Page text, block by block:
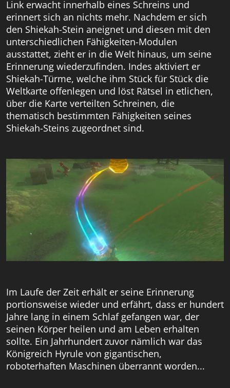
Link erwacht innerhalb eines Schreins und
erinnert sich an nichts mehr. Nachdem er sich
den Shiekah-Stein aneignet und diesen mit den
unterschiedlichen Fähigkeiten-Modulen
ausstattet, zieht er in die Welt hinaus, um seine
Erinnerung wiederzufinden. Indes aktiviert er
Shiekah-Türme, welche ihm Stück für Stück die
Weltkarte offenlegen und löst Rätsel in etlichen,
über die Karte verteilten Schreinen, die
thematisch bestimmten Fähigkeiten seines
Shiekah-Steins zugeordnet sind.
Im Laufe der Zeit erhält er seine Erinnerung
portionsweise wieder und erfährt, dass er hundert
Jahre lang in einem Schlaf gefangen war, der
seinen Körper heilen und am Leben erhalten
sollte. Ein Jahrhundert zuvor nämlich war das
Königreich Hyrule von gigantischen,
roboterhaften Maschinen überrannt worden...